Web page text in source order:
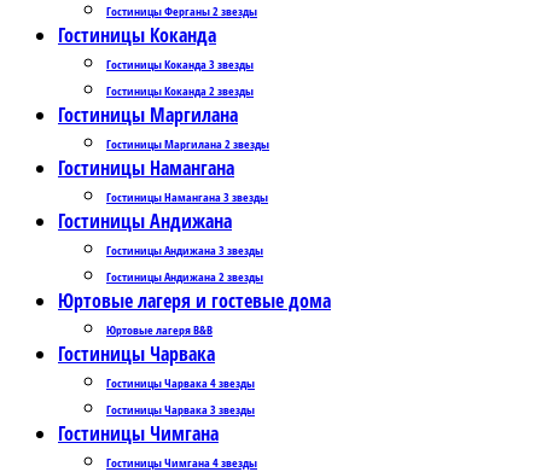
Гостиницы Ферганы 2 звезды
Гостиницы Коканда
Гостиницы Коканда 3 звезды
Гостиницы Коканда 2 звезды
Гостиницы Маргилана
Гостиницы Маргилана 2 звезды
Гостиницы Намангана
Гостиницы Намангана 3 звезды
Гостиницы Андижана
Гостиницы Андижана 3 звезды
Гостиницы Андижана 2 звезды
Юртовые лагеря и гостевые дома
Юртовые лагеря B&B
Гостиницы Чарвака
Гостиницы Чарвака 4 звезды
Гостиницы Чарвака 3 звезды
Гостиницы Чимгана
Гостиницы Чимгана 4 звезды